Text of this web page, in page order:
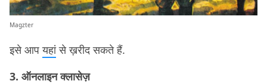
Magzter
इसे आपयहांसे ख़रीद सकते हैं.
3. ऑनलाइन क्लासेज़